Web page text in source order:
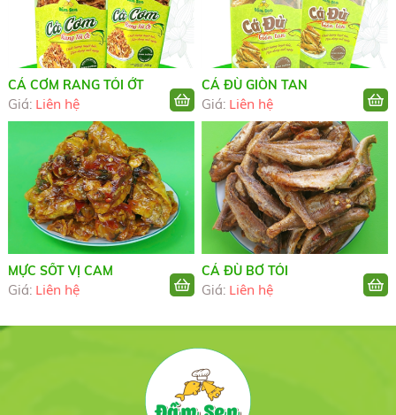
CÁ CƠM RANG TỎI ỚT
Giá: Liên hệ
CÁ ĐÙ GIÒN TAN
Giá: Liên hệ
MỰC SỐT VỊ CAM
Giá: Liên hệ
CÁ ĐÙ BƠ TỎI
Giá: Liên hệ